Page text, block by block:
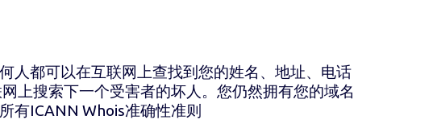
人都可以在互联网上查找到您的姓名、地址、电话
上搜索下一个受害者的坏人。您仍然拥有您的域名
有ICANN Whois准确性准则